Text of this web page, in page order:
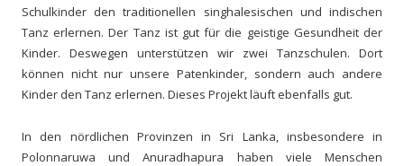
Schulkinder den traditionellen singhalesischen und indischen
Tanz erlernen. Der Tanz ist gut für die geistige Gesundheit der
Kinder. Deswegen unterstützen wir zwei Tanzschulen. Dort
können nicht nur unsere Patenkinder, sondern auch andere
Kinder den Tanz erlernen. Dieses Projekt läuft ebenfalls gut.
In den nördlichen Provinzen in Sri Lanka, insbesondere in
Polonnaruwa und Anuradhapura haben viele Menschen